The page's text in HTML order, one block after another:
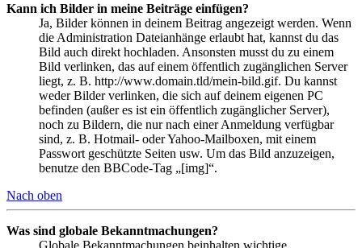
Kann ich Bilder in meine Beiträge einfügen?
Ja, Bilder können in deinem Beitrag angezeigt werden. Wenn
die Administration Dateianhänge erlaubt hat, kannst du das
Bild auch direkt hochladen. Ansonsten musst du zu einem
Bild verlinken, das auf einem öffentlich zugänglichen Server
liegt, z. B. http://www.domain.tld/mein-bild.gif. Du kannst
weder Bilder verlinken, die sich auf deinem eigenen PC
befinden (außer es ist ein öffentlich zugänglicher Server),
noch zu Bildern, die nur nach einer Anmeldung verfügbar
sind, z. B. Hotmail- oder Yahoo-Mailboxen, mit einem
Passwort geschützte Seiten usw. Um das Bild anzuzeigen,
benutze den BBCode-Tag „[img]“.
Nach oben
Was sind globale Bekanntmachungen?
Globale Bekanntmachungen beinhalten wichtige